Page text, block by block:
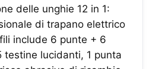
delle unghie 12 in 1:
di trapano elettrico
include 6 punte + 6
testine lucidanti, 1 punta